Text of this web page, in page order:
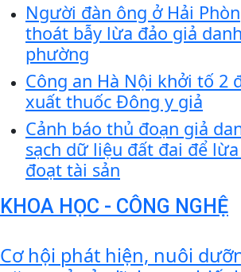
Người đàn ông ở Hải
thoát bẫy lừa đảo giả
phường
Công an Hà Nội khởi tố 2
xuất thuốc Đông y giả
Cảnh báo thủ đoạn giả
sạch dữ liệu đất đai để
đoạt tài sản
KHOA HỌC - CÔNG NGHỆ
Cơ hội phát hiện, nuôi